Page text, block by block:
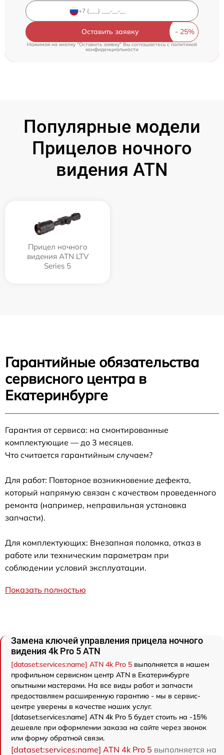
Оставить заявку
Нажимая на кнопку "Оставить заявку" Вы соглашаетесь cполитикой
конфиденциальности
Популярные модели
Прицелов ночного
видения ATN
Прицел ночного
видения ATN LTV
Series 5
Гарантийные обязательства
сервисного центра в
Екатеринбурге
Гарантия от сервиса: на смонтированные
комплектующие — до 3 месяцев.
Что считается гарантийным случаем?
Для работ: Повторное возникновение дефекта,
который напрямую связан с качеством проведенного
ремонта (например, неправильная установка
запчасти).
Для комплектующих: Внезапная поломка, отказ в
работе или техническим параметрам при
соблюдении условий эксплуатации.
Показать полностью
Замена ключей управления прицела ночного
видения 4k Pro 5 ATN
[dataset:services:name] ATN 4k Pro 5 выполняется в нашем
профильном сервисном центр ATN в Екатеринбурге
опытными мастерами. На все виды работ и запчасти
предоставляем расширенную гарантию - мы в сервис-
центре уверены в качестве наших услуг.
[dataset:services:name] ATN 4k Pro 5 будет стоить на -15%
дешевле при оформлении заказа на сайте через звонок
или форму обратной связи.
[dataset:services:name] ATN 4k Pro 5 выполняется на